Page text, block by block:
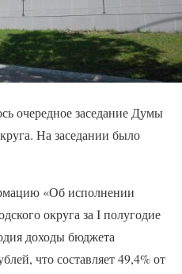
очередное заседание Думы
На заседании было
«Об исполнении
округа за I полугодие
доходы бюджета
что составляет 49,4% от